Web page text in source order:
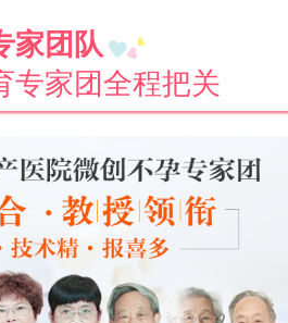
家团队
专家团全程把关